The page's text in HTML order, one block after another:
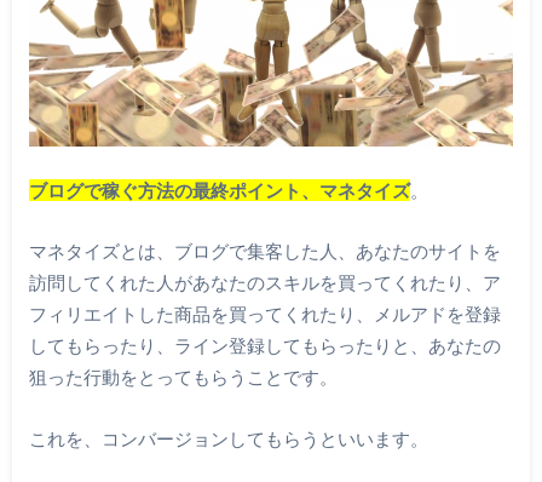
ブログで稼ぐ方法の最終ポイント、マネタイズ。
マネタイズとは、ブログで集客した人、あなたのサイトを
訪問してくれた人があなたのスキルを買ってくれたり、ア
フィリエイトした商品を買ってくれたり、メルアドを登録
してもらったり、ライン登録してもらったりと、あなたの
狙った行動をとってもらうことです。
これを、コンバージョンしてもらうといいます。